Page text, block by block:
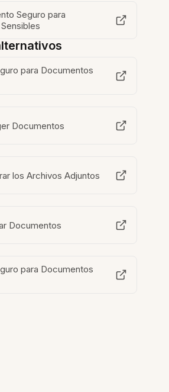
Seguro para
para Documentos
Documentos
los Archivos Adjuntos
Documentos
para Documentos